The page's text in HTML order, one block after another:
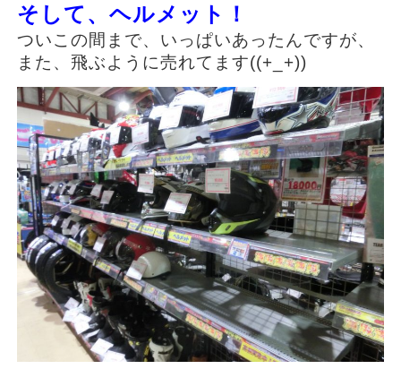
そして、ヘルメット！
ついこの間まで、いっぱいあったんですが、
また、飛ぶように売れてます((+_+))